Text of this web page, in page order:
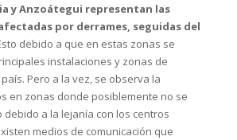
y Anzoátegui representan las
por derrames, seguidas del
debido a que en estas zonas se
instalaciones y zonas de
Pero a la vez, se observa la
en zonas donde posiblemente no se
a la lejanía con los centros
medios de comunicación que